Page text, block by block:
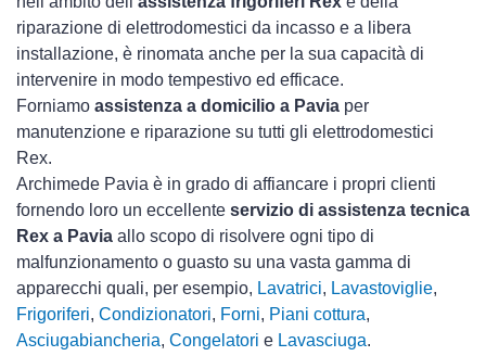
riparazione di elettrodomestici da incasso e a libera
installazione, è rinomata anche per la sua capacità di
intervenire in modo tempestivo ed efficace.
Forniamo assistenza a domicilio a Pavia per
manutenzione e riparazione su tutti gli elettrodomestici
Rex.
Archimede Pavia è in grado di affiancare i propri clienti
fornendo loro un eccellente servizio di assistenza tecnica
Rex a Pavia allo scopo di risolvere ogni tipo di
malfunzionamento o guasto su una vasta gamma di
apparecchi quali, per esempio, Lavatrici, Lavastoviglie,
Frigoriferi, Condizionatori, Forni, Piani cottura,
Asciugabiancheria, Congelatori e Lavasciuga.